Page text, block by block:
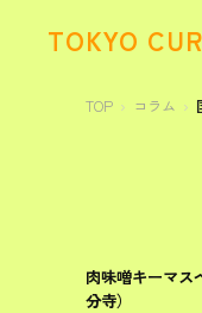
TOKYO
TOP コラム
国分寺市
肉味噌キーマス
分寺）